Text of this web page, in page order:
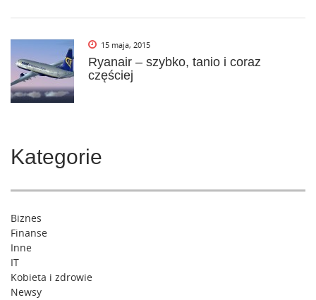
15 maja, 2015
Ryanair – szybko, tanio i coraz
częściej
Kategorie
Biznes
Finanse
Inne
IT
Kobieta i zdrowie
Newsy